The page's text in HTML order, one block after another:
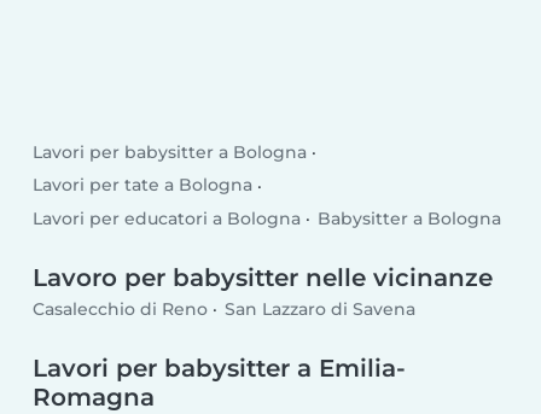
Lavori per babysitter a Bologna
Lavori per tate a Bologna
Lavori per educatori a Bologna
Babysitter a Bologna
Lavoro per babysitter nelle vicinanze
Casalecchio di Reno San Lazzaro di Savena
Lavori per babysitter a Emilia-
Romagna